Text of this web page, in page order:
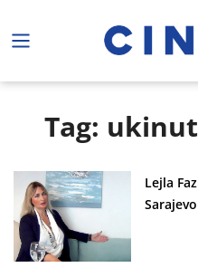
Tag:
Lejla
Sarajevo